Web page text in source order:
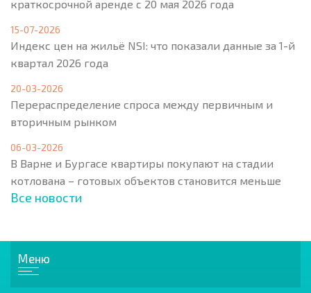
краткосрочной аренде с 20 мая 2026 года
15-07-2026
Индекс цен на жильё NSI: что показали данные за 1-й
квартал 2026 года
20-03-2026
Перераспределение спроса между первичным и
вторичным рынком
06-03-2026
В Варне и Бургасе квартиры покупают на стадии
котлована – готовых объектов становится меньше
Все новости
Меню